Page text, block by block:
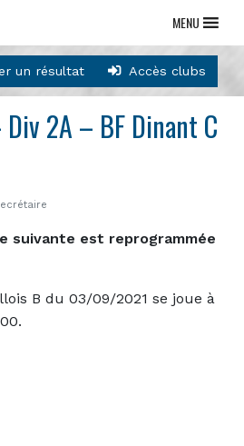
un résultat Accès clubs
MENU
2A – BF Dinant C
suivante est reprogrammée
B du 03/09/2021 se joue à